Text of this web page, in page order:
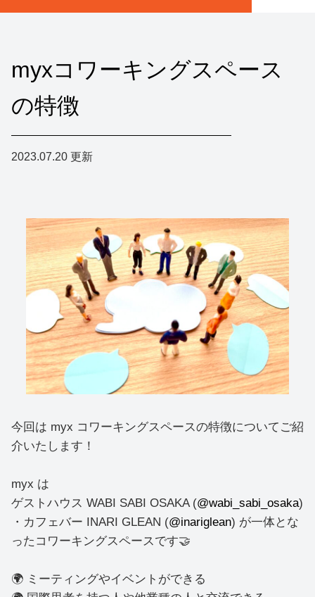
myxコワーキングスペース
の特徴
2023.07.20更新
今回は myx コワーキングスペースの特徴についてご紹
介いたします！
myx は
ゲストハウス WABI SABI OSAKA (@wabi_sabi_osaka)
・カフェバー INARI GLEAN (@inariglean) が一体とな
ったコワーキングスペースです🤝
🌍 ミーティングやイベントができる